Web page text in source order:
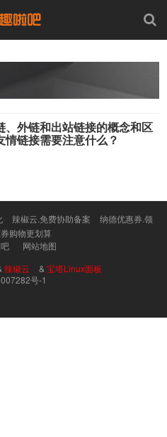
、外链和出站链接的概念和区
情链接需要注意什么？
辣椒云.免费协助备案
纳德优惠券.领
购物更划算
网站地图
辣椒云 & 宝塔Linux面板
号-1